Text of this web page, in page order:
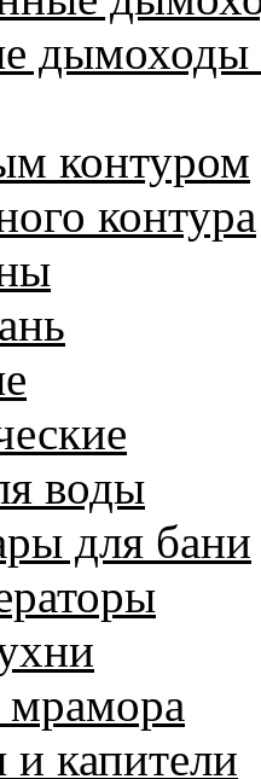
контуром
контура
воды
для бани
мрамора
капители